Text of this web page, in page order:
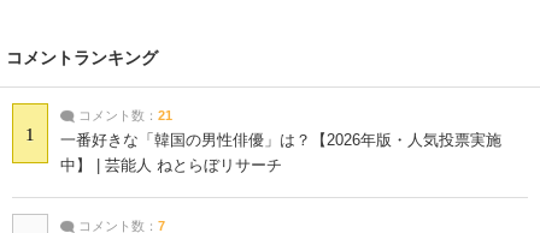
コメントランキング
1
コメント数： 21
一番好きな「韓国の男性俳優」は？【2026年版・人気投票実施
中】 | 芸能人 ねとらぼリサーチ
コメント数： 7